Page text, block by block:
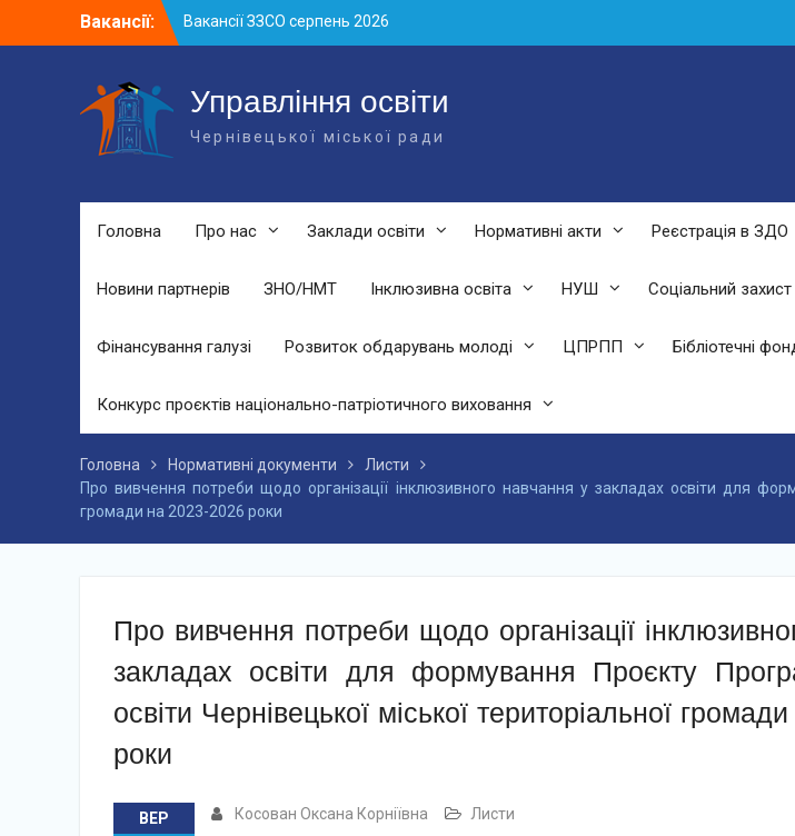
Вакансії:
Вакансії ЗЗСО серпень 2026
Вакансії ЗЗСО червень 2026
підрозділах ЗЗСО станом на 01.08.2026
р.Управління освіти
Чернівецької міської ради
Головна Про нас Заклади освіти Нормативні акти Реєстрація в ЗДО
Новини партнерів ЗНО/НМТ Інклюзивна освіта НУШ Соціальний захист
Фінансування галузі Розвиток обдарувань молоді ЦПРПП Бібліотечні
Конкурс проєктів національно-патріотичного виховання
Головна Нормативні документи
Листи
Про вивчення потреби щодо організації інклюзивного навчання у закладах освіти для
громади на 2023-2026 роки
Про вивчення потреби щодо організації
закладах освіти для формування Проєкту
освіти Чернівецької міської територіальної
роки
ВЕР Косован Оксана Корніївна Листи